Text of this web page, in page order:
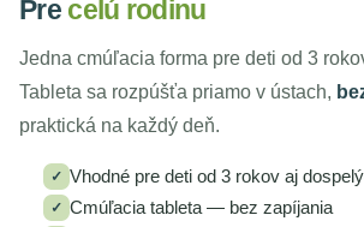
Pre celú rodinu
Jedna cmúľacia forma pre deti od 3
Tableta sa rozpúšťa priamo v ústach,
praktická na každý deň.
✓ Vhodné pre deti od 3 rokov aj
✓ Cmúľacia tableta — bez zapíjania